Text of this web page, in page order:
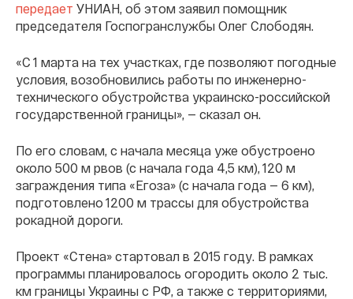
передает УНИАН, об этом заявил помощник
председателя Госпогранслужбы Олег Слободян.
«С 1 марта на тех участках, где позволяют погодные
условия, возобновились работы по инженерно-
технического обустройства украинско-российской
государственной границы», — сказал он.
По его словам, с начала месяца уже обустроено
около 500 м рвов (с начала года 4,5 км), 120 м
заграждения типа «Егоза» (с начала года — 6 км),
подготовлено 1200 м трассы для обустройства
рокадной дороги.
Проект «Стена» стартовал в 2015 году. В рамках
программы планировалось огородить около 2 тыс.
км границы Украины с РФ, а также с территориями,